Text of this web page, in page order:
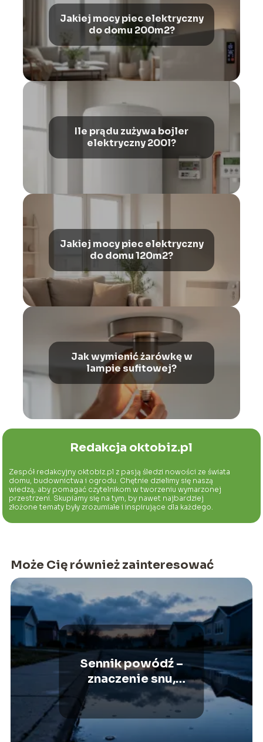
Jakiej mocy piec elektryczny
do domu 200m2?
Ile prądu zużywa bojler
elektryczny 200l?
Jakiej mocy piec elektryczny
do domu 120m2?
Jak wymienić żarówkę w
lampie sufitowej?
Redakcja oktobiz.pl
Zespół redakcyjny oktobiz.pl z pasją śledzi nowości ze świata
domu, budownictwa i ogrodu. Chętnie dzielimy się naszą
wiedzą, aby pomagać czytelnikom w tworzeniu wymarzonej
przestrzeni. Skupiamy się na tym, by nawet najbardziej
złożone tematy były zrozumiałe i inspirujące dla każdego.
Może Cię również zainteresować
Sennik powódź –
znaczenie snu,
interpretacja symbolu